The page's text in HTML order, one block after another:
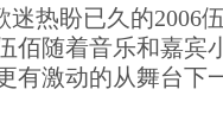
热盼已久的2006
佰随着音乐和嘉宾
有激动的从舞台下